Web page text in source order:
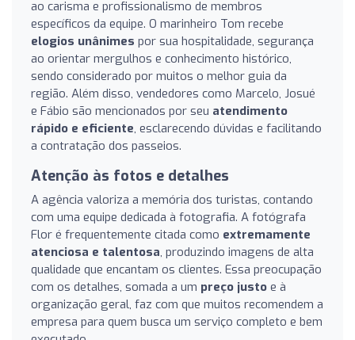
ao carisma e profissionalismo de membros
específicos da equipe. O marinheiro Tom recebe
elogios unânimes por sua hospitalidade, segurança
ao orientar mergulhos e conhecimento histórico,
sendo considerado por muitos o melhor guia da
região. Além disso, vendedores como Marcelo, Josué
e Fábio são mencionados por seu atendimento
rápido e eficiente, esclarecendo dúvidas e facilitando
a contratação dos passeios.
Atenção às fotos e detalhes
A agência valoriza a memória dos turistas, contando
com uma equipe dedicada à fotografia. A fotógrafa
Flor é frequentemente citada como extremamente
atenciosa e talentosa, produzindo imagens de alta
qualidade que encantam os clientes. Essa preocupação
com os detalhes, somada a um preço justo e à
organização geral, faz com que muitos recomendem a
empresa para quem busca um serviço completo e bem